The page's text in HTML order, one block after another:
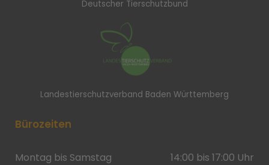
Deutscher Tierschutzbund
Landestierschutzverband Baden Württemberg
Bürozeiten
Montag bis Samstag
14:00 bis 17:00 Uhr